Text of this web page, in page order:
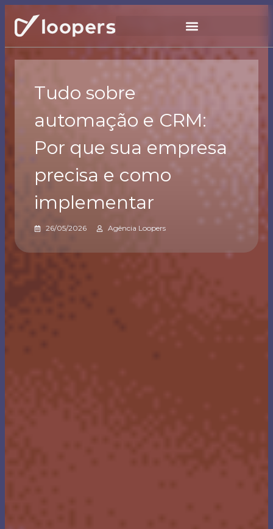
Tudo sobre
automação e CRM:
Por que sua empresa
precisa e como
implementar
26/05/2026 Agência Loopers